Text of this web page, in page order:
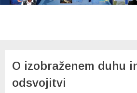
O izobraženem duhu
odsvojitvi